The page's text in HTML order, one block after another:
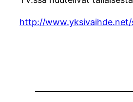
http://